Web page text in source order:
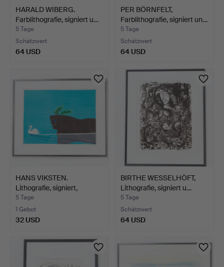
HARALD WIBERG.
Farblithografie, signiert u…
5 Tage
Schätzwert
64 USD
PER BÖRNFELT,
Farblithografie, signiert un…
5 Tage
Schätzwert
64 USD
HANS VIKSTEN.
Lithografie, signiert,
numme…
5 Tage
1 Gebot
32 USD
BIRTHE WESSELHÖFT,
Lithografie, signiert u…
5 Tage
Schätzwert
64 USD